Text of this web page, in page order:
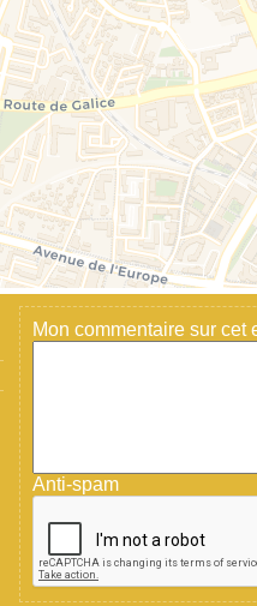
Mon commentaire sur cet
Anti-spam